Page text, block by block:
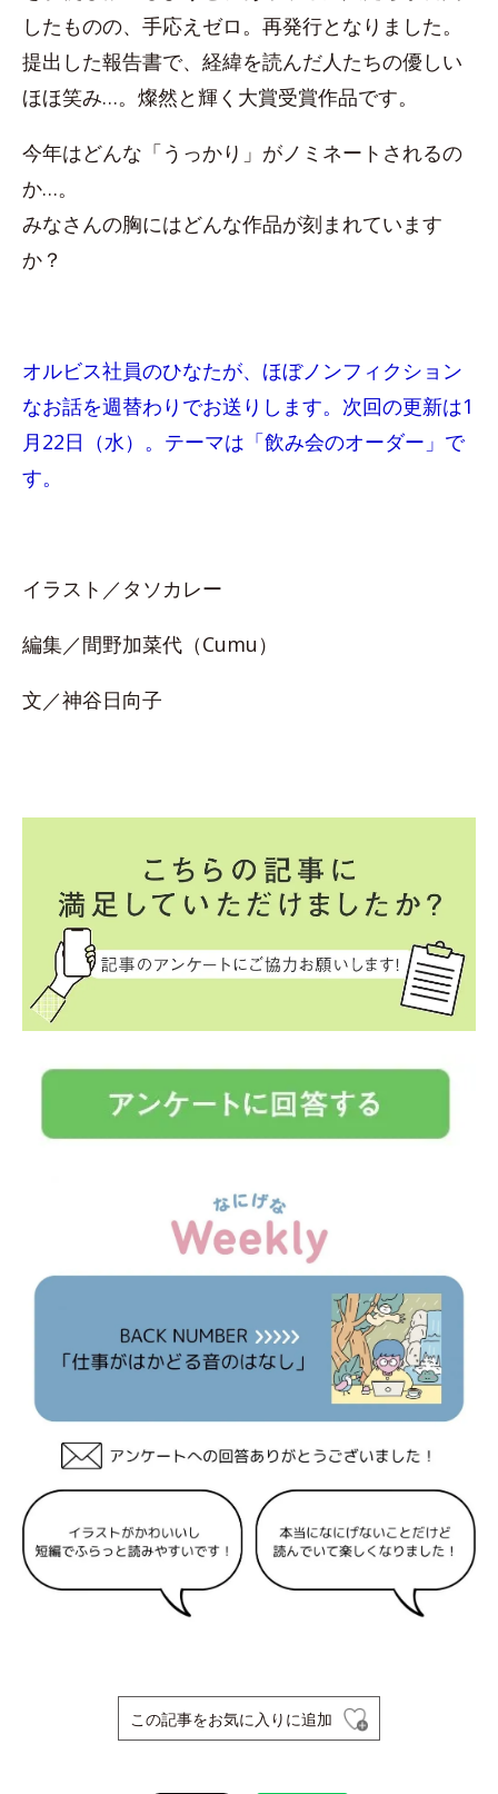
したものの、手応えゼロ。再発行となりました。
提出した報告書で、経緯を読んだ人たちの優しい
ほほ笑み…。燦然と輝く大賞受賞作品です。
今年はどんな「うっかり」がノミネートされるの
か…。
みなさんの胸にはどんな作品が刻まれています
か？
オルビス社員のひなたが、ほぼノンフィクション
なお話を週替わりでお送りします。次回の更新は1
月22日（水）。テーマは「飲み会のオーダー」で
す。
イラスト／タソカレー
編集／間野加菜代（Cumu）
文／神谷日向子
この記事をお気に入りに追加